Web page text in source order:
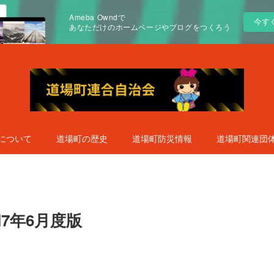
Ameba Owndで
あなただけのホームページやブログをつくろう
今す
ついて 道場町の歴史 道場町防災情報 道場町関連団
年6月度版